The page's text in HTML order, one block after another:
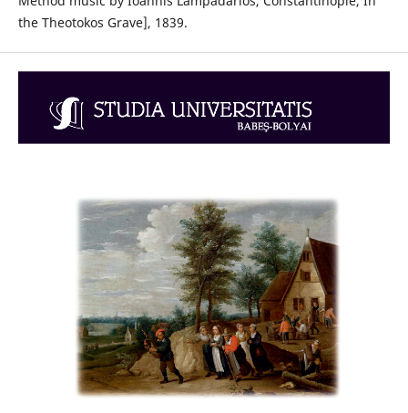
the Theotokos Grave], 1839.